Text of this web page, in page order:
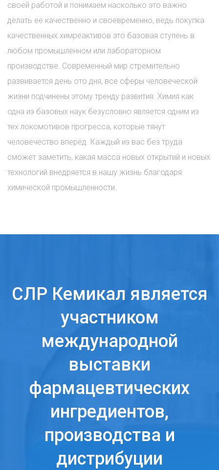
своей работой и понимаем насколько это важно
делать ее качественно и своевременно, ведь покупка
качественных химреактивов это базовая ступень в
любом промышленном или лабораторном
производстве. Современный мир стремительно
развивается день ото дня, все сферы человеческой
жизни подчинены этому тренду развития. Химия как
одна из базовых наук безусловно является одним из
тех локомотивов прогресса, которые тянут
человечество вперед. Каждый из вас без труда
сможет заметить, какая масса новых открытий и новых
технологий внедряется в нашу жизнь благодаря
химической промышленности.
СЛР Кемикал является
участником
международной
выставки
фармацевтических
ингредиентов,
производства и
дистрибуции